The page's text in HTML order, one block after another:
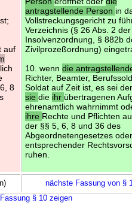
auf
8
antragstellende Person in
Vollstreckungsgericht zu
Verzeichnis (§ 26 Abs. 2 der
Insolvenzordnung, § 882b
Zivilprozeßordnung)
10. wenndie
Richter, Beamter,
Soldat auf Zeit ist, es sei
siedie ihr übertragenen
ehrenamtlich wahrnimmt
ihre Rechte und Pflichten
der §§ 5, 6, 8 und 36 des
Abgeordnetengesetzes
entsprechender
ruhen.
nächste Fassung von §
§ 10 zeigen